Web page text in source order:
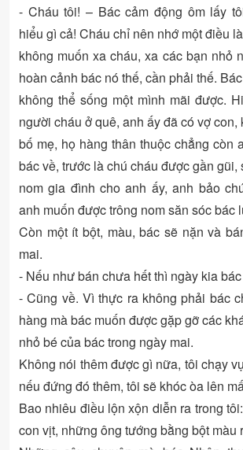
- Cháu tôi! – Bác cảm động ôm lấy
hiểu gì cả! Cháu chỉ nên nhớ một điều
không muốn xa cháu, xa các bạn nhỏ
hoàn cảnh bác nó thế, cần phải thế.
không thể sống một mình mãi được.
người cháu ở quê, anh ấy đã có vợ con,
bố mẹ, họ hàng thân thuộc chẳng còn
bác về, trước là chú cháu được gần gũi,
nom gia đình cho anh ấy, anh bảo
anh muốn được trông nom săn sóc bác
Còn một ít bột, màu, bác sẽ nặn và
mai.
- Nếu như bán chưa hết thì ngày kia
- Cũng về. Vì thực ra không phải bác
hàng mà bác muốn được gặp gỡ các
nhỏ bé của bác trong ngày mai.
Không nói thêm được gì nữa, tôi chạy
nếu đứng đó thêm, tôi sẽ khóc òa lên
Bao nhiêu điều lộn xộn diễn ra trong
con vịt, những ông tướng bằng bột